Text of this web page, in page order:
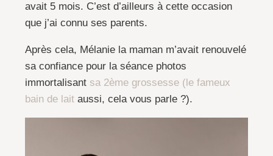
avait 5 mois. C’est d’ailleurs à cette occasion
que j’ai connu ses parents.
Après cela, Mélanie la maman m’avait renouvelé
sa confiance pour la séance photos
immortalisant sa 2ème grossesse (le fameux
bain de lait aussi, cela vous parle ?).